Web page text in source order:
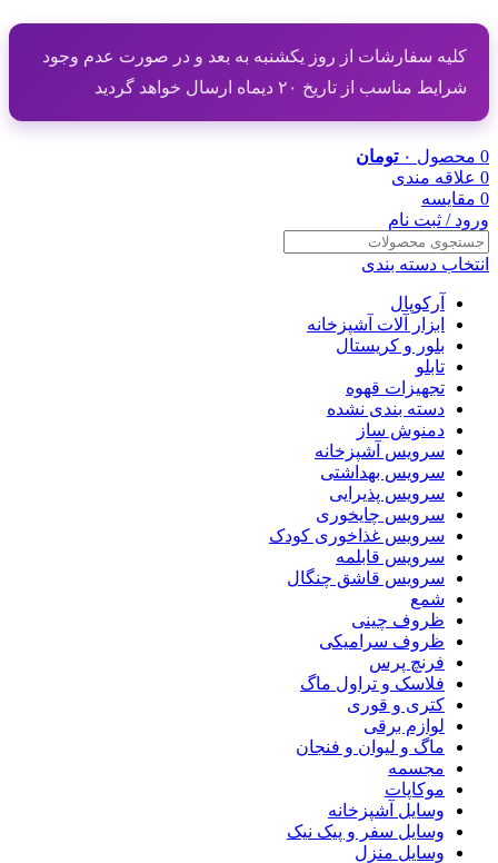
کلیه سفارشات از روز یکشنبه به بعد و در صورت عدم وجود
شرایط مناسب از تاریخ ۲۰ دیماه ارسال خواهد گردید
0 محصول ۰ تومان
0 علاقه مندی
0 مقایسه
ورود / ثبت نام
انتخاب دسته بندی
آرکوپال
ابزار آلات آشپزخانه
بلور و کریستال
تابلو
تجهیزات قهوه
دسته بندی نشده
دمنوش ساز
سرویس آشپزخانه
سرویس بهداشتی
سرویس پذیرایی
سرویس چایخوری
سرویس غذاخوری کودک
سرویس قابلمه
سرویس قاشق چنگال
شمع
ظروف چینی
ظروف سرامیکی
فرنچ پرس
فلاسک و تراول ماگ
کتری و قوری
لوازم برقی
ماگ و لیوان و فنجان
مجسمه
موکاپات
وسایل آشپزخانه
وسایل سفر و پیک نیک
وسایل منزل